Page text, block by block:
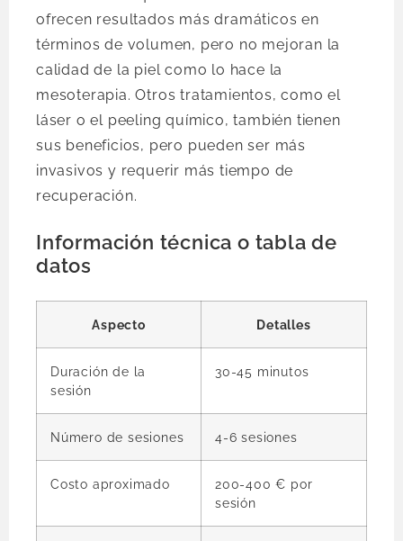
ofrecen resultados más dramáticos en
términos de volumen, pero no mejoran la
calidad de la piel como lo hace la
mesoterapia. Otros tratamientos, como el
láser o el peeling químico, también tienen
sus beneficios, pero pueden ser más
invasivos y requerir más tiempo de
recuperación.
Información técnica o tabla de
datos
Aspecto Detalles
Duración de la
sesión
30-45 minutos
Número de sesiones 4-6 sesiones
Costo aproximado
200-400 € por
sesión